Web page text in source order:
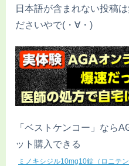
日本語が含まれない投稿
ださいやで(・∀・)
「ベストケンコー」なら
ット購入できる
ミノキシジル10mg10錠（ロニテン